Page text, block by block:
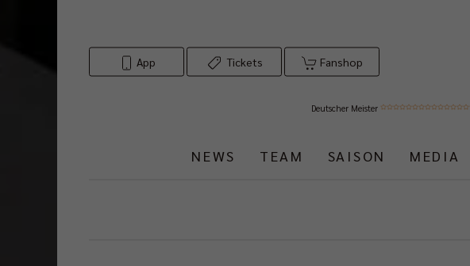
App Tickets Fanshop
Deutscher Meister
NEWS TEAM SAISON MEDIA